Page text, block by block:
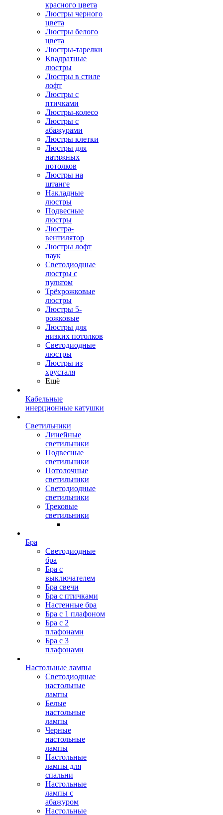
красного цвета
Люстры черного
цвета
Люстры белого
цвета
Люстры-тарелки
Квадратные
люстры
Люстры в стиле
лофт
Люстры с
птичками
Люстры-колесо
Люстры с
абажурами
Люстры клетки
Люстры для
натяжных
потолков
Люстры на
штанге
Накладные
люстры
Подвесные
люстры
Люстра-
вентилятор
Люстры лофт
паук
Светодиодные
люстры с
пультом
Трёхрожковые
люстры
Люстры 5-
рожковые
Люстры для
низких потолков
Cветодиодные
люстры
Люстры из
хрусталя
Ещё
Кабельные
инерционные катушки
Светильники
Линейные
светильники
Подвесные
светильники
Потолочные
светильники
Светодиодные
светильники
Трековые
светильники
Бра
Светодиодные
бра
Бра с
выключателем
Бра свечи
Бра с птичками
Настенные бра
Бра с 1 плафоном
Бра с 2
плафонами
Бра с 3
плафонами
Настольные лампы
Светодиодные
настольные
лампы
Белые
настольные
лампы
Черные
настольные
лампы
Настольные
лампы для
спальни
Настольные
лампы с
абажуром
Настольные